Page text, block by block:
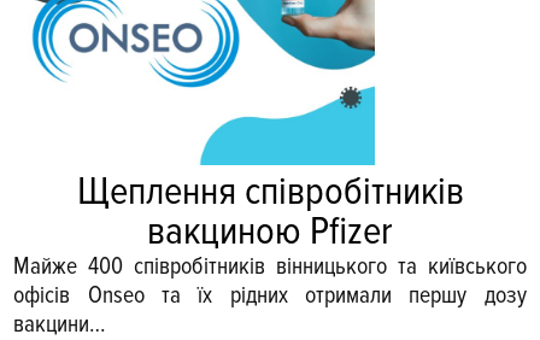
Щеплення співробітників
вакциною Pfizer
Майже 400 співробітників вінницького та київського
офісів Onseo та їх рідних отримали першу дозу
вакцини…